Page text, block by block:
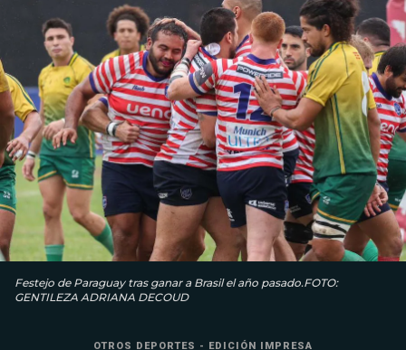
Festejo de Paraguay tras ganar a Brasil el año pasado.FOTO:
GENTILEZA ADRIANA DECOUD
OTROS DEPORTES - EDICIÓN IMPRESA